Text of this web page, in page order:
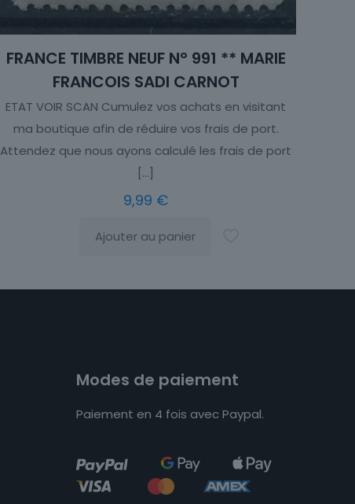
FRANCE TIMBRE NEUF N° 991 ** MARIE
FRANCOIS SADI CARNOT
ETAT VOIR SCAN Cumulez vos achats en visitant
ma boutique afin de réduire vos frais de port.
Attendez que nous ayons calculé les frais de port
[…]
9,99 €
Ajouter au panier
Modes de paiement
Paiement en 4 fois avec Paypal.